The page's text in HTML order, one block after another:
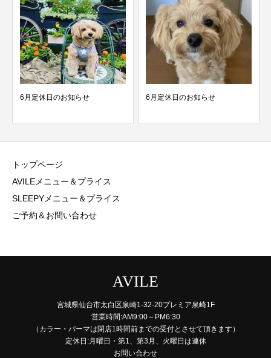
6月定休日のお知らせ 6月定休日のお知らせ
トップページ
AVILEメニュー＆プライス
SLEEPYメニュー＆プライス
ご予約＆お問い合わせ
AVILE
宮城県仙台市太白区泉崎1-32-20プレミア泉崎1F
営業時間:AM9:00～PM6:30
（カラー・パーマは閉店1時間前までの受付とさせて頂きます）
定休日:月曜日・第1、第3月、火曜日は連休
お問い合わせ